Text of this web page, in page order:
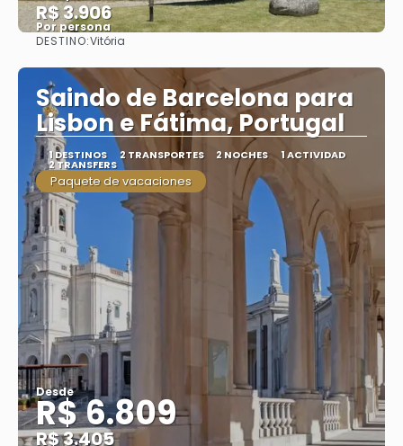
R$ 3.906
Por persona
DESTINO:Vitória
Saindo de Barcelona para
Lisbon e Fátima, Portugal
1 DESTINOS 2 TRANSPORTES 2 NOCHES 1 ACTIVIDAD
2 TRANSFERS
Paquete de vacaciones
Desde
R$ 6.809
R$ 3.405